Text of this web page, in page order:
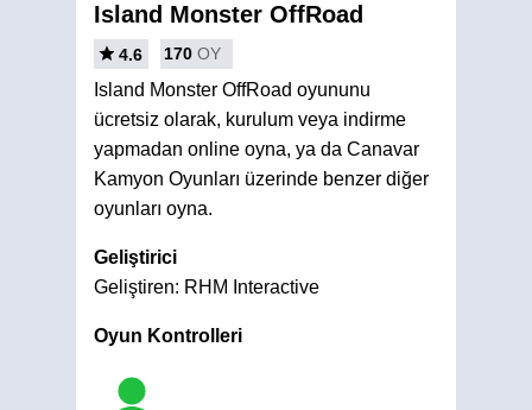
Island Monster OffRoad
4.6 170 OY
Island Monster OffRoad oyununu
ücretsiz olarak, kurulum veya indirme
yapmadan online oyna, ya da Canavar
Kamyon Oyunları üzerinde benzer diğer
oyunları oyna.
Geliştirici
Geliştiren: RHM Interactive
Oyun Kontrolleri